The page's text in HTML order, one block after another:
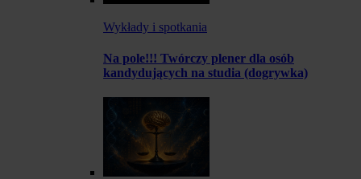
Wykłady i spotkania
Na pole!!! Twórczy plener dla osób
kandydujących na studia (dogrywka)